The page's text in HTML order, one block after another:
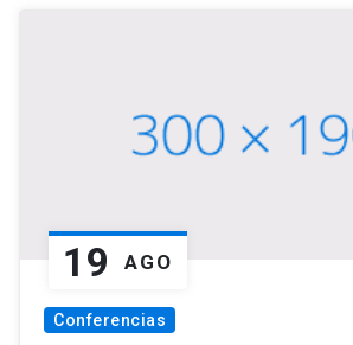
19 AGO
Conferencias